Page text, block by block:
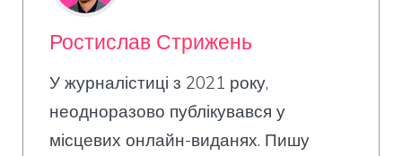
Ростислав Стрижень
У журналістиці з 2021 року,
неодноразово публікувався у
місцевих онлайн-виданях. Пишу